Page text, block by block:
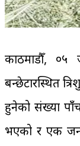
काठमाडौँ, ०५
बन्छेटारस्थित
हुनेको संख्या
भएको र एक